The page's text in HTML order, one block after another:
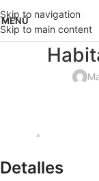
Skip to navigation
Skip to main content
MENÚ
Detalles